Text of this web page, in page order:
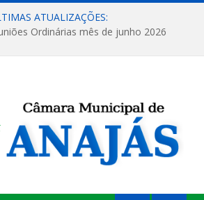
ATUALIZAÇÕES:
Ordinárias mês de junho 2026